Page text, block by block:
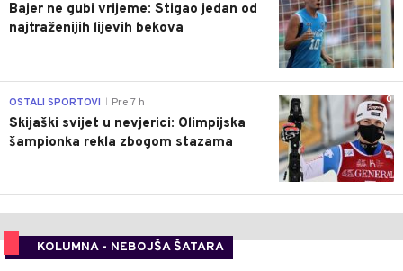
Bajer ne gubi vrijeme: Stigao jedan od
najtraženijih lijevih bekova
0
OSTALI SPORTOVI Pre 7 h
Skijaški svijet u nevjerici: Olimpijska
šampionka rekla zbogom stazama
KOLUMNA - NEBOJŠA ŠATARA